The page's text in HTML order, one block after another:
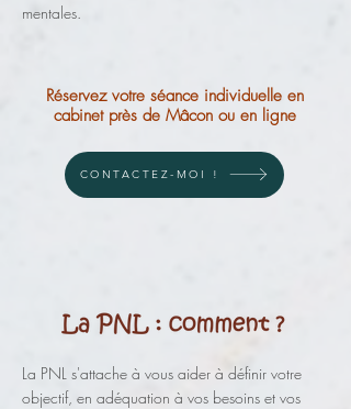
mentales.
Réservez votre séance individuelle en
cabinet près de Mâcon ou en ligne
CONTACTEZ-MOI !
La PNL s'attache à vous aider à définir votre
objectif, en adéquation à vos besoins et vos